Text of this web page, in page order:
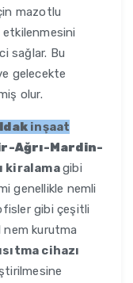
mazotlu
etkilenmesini
sağlar. Bu
gelecekte
olur.
inşaat
Ağrı-Mardin-
kiralamagibi
genellikle nemli
gibi çeşitli
nem kurutma
cihazı